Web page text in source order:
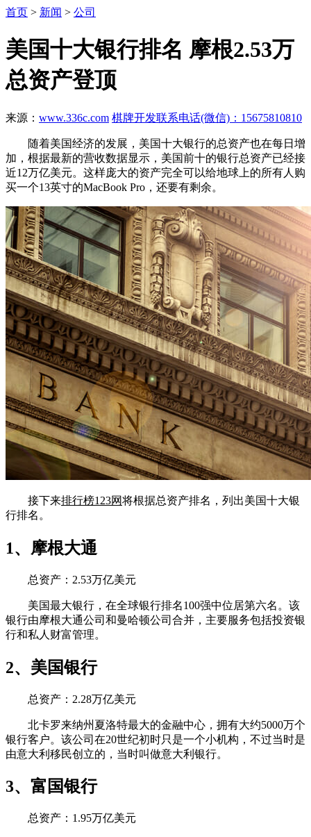
首页 > 新闻 > 公司
美国十大银行排名 摩根2.53万
总资产登顶
来源： www.336c.com 棋牌开发联系电话(微信)：15675810810
随着美国经济的发展，美国十大银行的总资产也在每日增
加，根据最新的营收数据显示，美国前十的银行总资产已经接
近12万亿美元。这样庞大的资产完全可以给地球上的所有人购
买一个13英寸的MacBook Pro，还要有剩余。
接下来排行榜123网将根据总资产排名，列出美国十大银
行排名。
1、摩根大通
总资产：2.53万亿美元
美国最大银行，在全球银行排名100强中位居第六名。该
银行由摩根大通公司和曼哈顿公司合并，主要服务包括投资银
行和私人财富管理。
2、美国银行
总资产：2.28万亿美元
北卡罗来纳州夏洛特最大的金融中心，拥有大约5000万个
银行客户。该公司在20世纪初时只是一个小机构，不过当时是
由意大利移民创立的，当时叫做意大利银行。
3、富国银行
总资产：1.95万亿美元